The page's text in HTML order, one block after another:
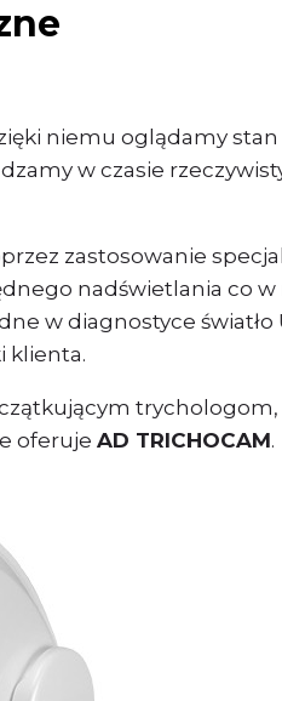
niemu oglądamy stan
w czasie
zastosowanie
nadświetlania co
w diagnostyce światło
klienta.
oferuje AD TRICHOCAM.